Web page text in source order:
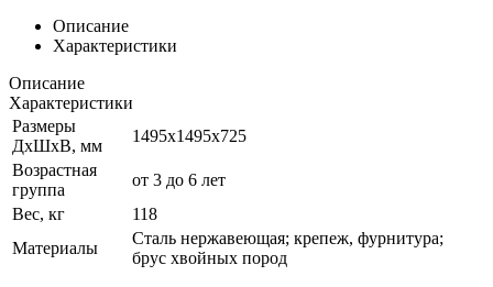
Описание
Характеристики
Описание
Характеристики
Размеры
ДхШхВ, мм
1495х1495х725
Возрастная
группа
от 3 до 6 лет
Вес, кг
118
Материалы
Сталь нержавеющая; крепеж, фурнитура;
брус хвойных пород